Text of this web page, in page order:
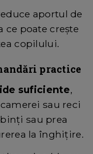
aportul de
ce poate crește
copilului.
practice
suficiente,
sau reci
sau prea
la înghiţire.